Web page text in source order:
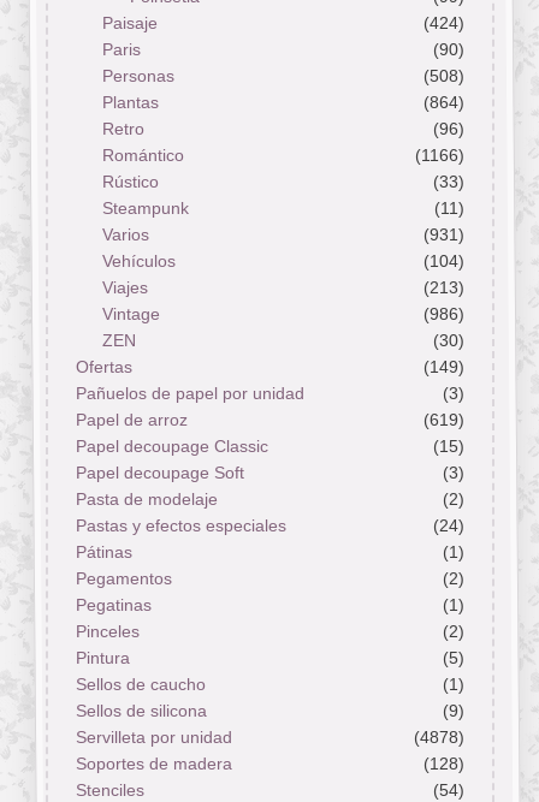
Paisaje
(424)
Paris
(90)
Personas
(508)
Plantas
(864)
Retro
(96)
Romántico
(1166)
Rústico
(33)
Steampunk
(11)
Varios
(931)
Vehículos
(104)
Viajes
(213)
Vintage
(986)
ZEN
(30)
Ofertas
(149)
Pañuelos de papel por unidad
(3)
Papel de arroz
(619)
Papel decoupage Classic
(15)
Papel decoupage Soft
(3)
Pasta de modelaje
(2)
Pastas y efectos especiales
(24)
Pátinas
(1)
Pegamentos
(2)
Pegatinas
(1)
Pinceles
(2)
Pintura
(5)
Sellos de caucho
(1)
Sellos de silicona
(9)
Servilleta por unidad
(4878)
Soportes de madera
(128)
Stenciles
(54)